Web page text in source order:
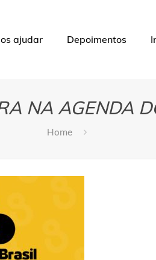
ajudar Depoimentos
NA AGENDA
Home